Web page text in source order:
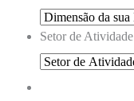
Setor de Atividade